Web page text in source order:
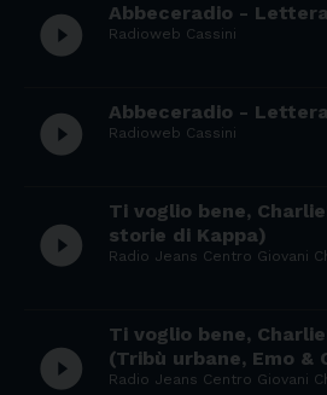
play_circle_filled Abbeceradio -
Radioweb Cassini
play_circle_filled Abbeceradio -
Radioweb Cassini
play_circle_filled
Ti voglio bene,
storie di Kappa)
Radio Jeans Centro Giovani
play_circle_filled
Ti voglio bene,
(Tribù urbane, Emo &
Radio Jeans Centro Giovani